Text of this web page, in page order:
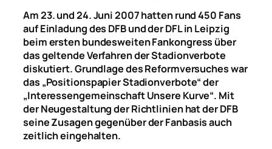
Am 23. und 24. Juni 2007 hatten rund 450 Fans
auf Einladung des DFB und der DFL in Leipzig
beim ersten bundesweiten Fankongress über
das geltende Verfahren der Stadionverbote
diskutiert. Grundlage des Reformversuches war
das „Positionspapier Stadionverbote“ der
„Interessengemeinschaft Unsere Kurve“. Mit
der Neugestaltung der Richtlinien hat der DFB
seine Zusagen gegenüber der Fanbasis auch
zeitlich eingehalten.